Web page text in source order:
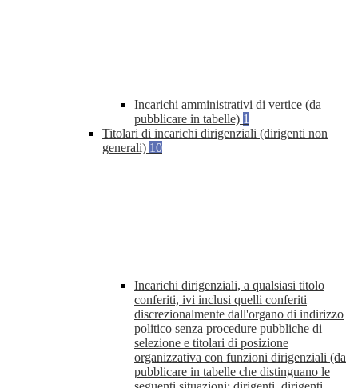
Incarichi amministrativi di vertice (da
pubblicare in tabelle) 1
Titolari di incarichi dirigenziali (dirigenti non
generali) 10
Incarichi dirigenziali, a qualsiasi titolo
conferiti, ivi inclusi quelli conferiti
discrezionalmente dall'organo di indirizzo
politico senza procedure pubbliche di
selezione e titolari di posizione
organizzativa con funzioni dirigenziali (da
pubblicare in tabelle che distinguano le